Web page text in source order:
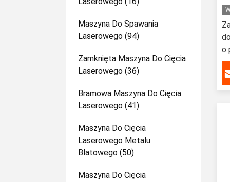
Maszyna Do Spawania
Laserowego (94)
Zamknięta Maszyna Do Cięcia
Laserowego (36)
Bramowa Maszyna Do Cięcia
Laserowego (41)
Maszyna Do Cięcia
Laserowego Metalu
Blatowego (50)
Maszyna Do Cięcia
o